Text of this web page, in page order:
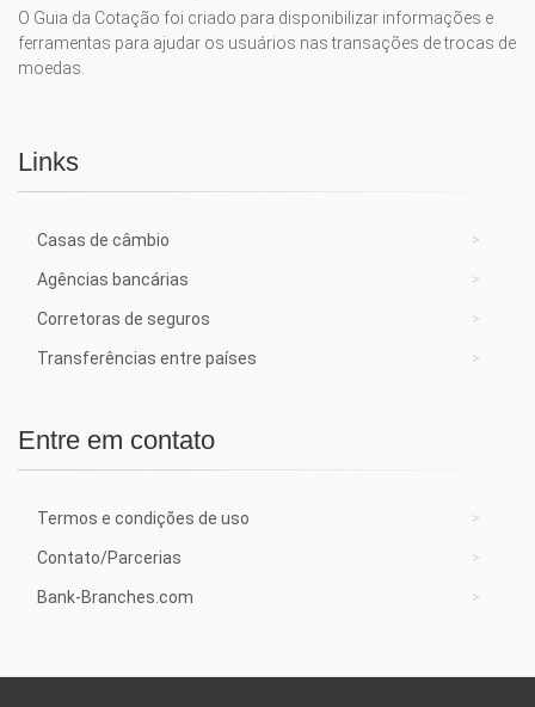
O Guia da Cotação foi criado para disponibilizar informações e
ferramentas para ajudar os usuários nas transações de trocas de
moedas.
Links
Casas de câmbio
Agências bancárias
Corretoras de seguros
Transferências entre países
Entre em contato
Termos e condições de uso
Contato/Parcerias
Bank-Branches.com